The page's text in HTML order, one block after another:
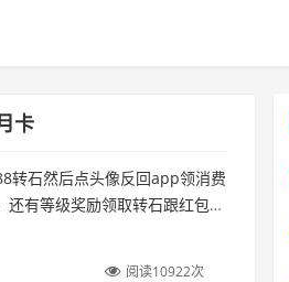
卡
转石然后点头像反回app领消费
有等级奖励领取转石跟红包）
阅读10922次